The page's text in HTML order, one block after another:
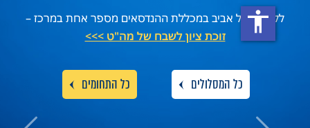
בתל אביב במכללת ההנדסאים מספר אחת במרכז –
זוכת ציון לשבח של מה"ט >>>
כל המסלולים כל התחומים
accessibility